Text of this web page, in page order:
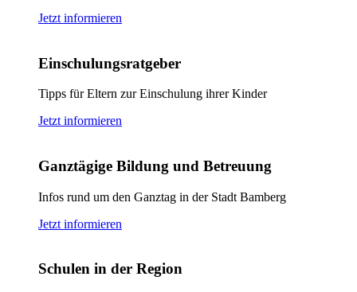
Jetzt informieren
Einschulungsratgeber
Tipps für Eltern zur Einschulung ihrer Kinder
Jetzt informieren
Ganztägige Bildung und Betreuung
Infos rund um den Ganztag in der Stadt Bamberg
Jetzt informieren
Schulen in der Region